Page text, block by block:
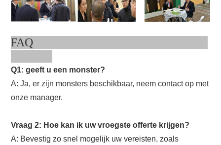
FAQ
Q1: geeft u een monster?
A: Ja, er zijn monsters beschikbaar, neem contact op met
onze manager.
Vraag 2: Hoe kan ik uw vroegste offerte krijgen?
A: Bevestig zo snel mogelijk uw vereisten, zoals